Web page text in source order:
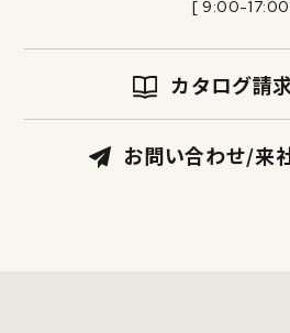
[ 9:00-
カタログ請
お問い合わせ/来